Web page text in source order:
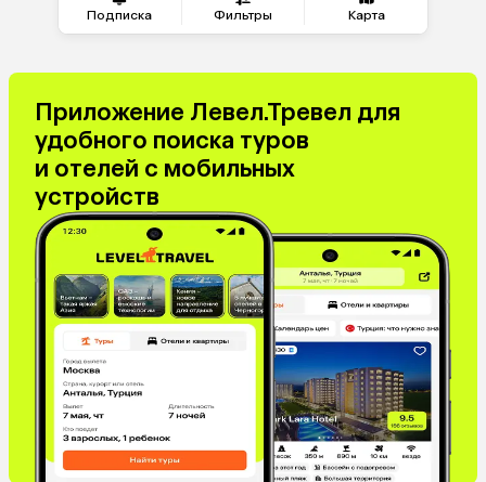
Подписка Фильтры Карта
Болгария
Приложение Левел.Тревел для
удобного поиска туров
и отелей с мобильных
устройств